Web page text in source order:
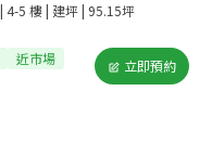
4-5 樓 | 建坪 | 95.15坪
近市場 立即預約